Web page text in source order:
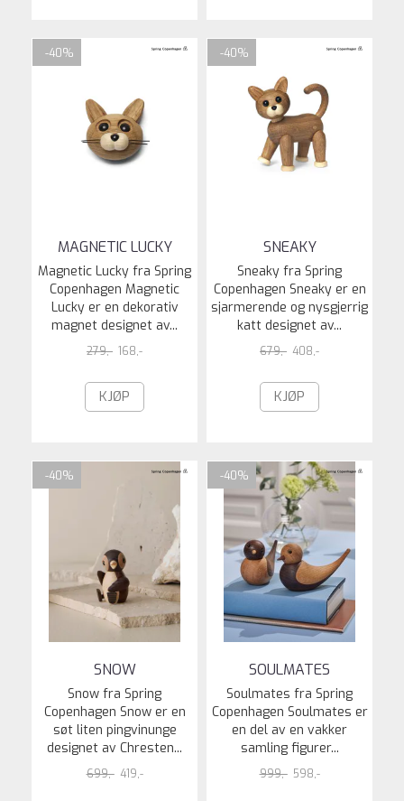
-40%
MAGNETIC LUCKY
Magnetic Lucky fra Spring
Copenhagen Magnetic
Lucky er en dekorativ
magnet designet av...
279,- 168,-
KJØP
-40%
SNEAKY
Sneaky fra Spring
Copenhagen Sneaky er en
sjarmerende og nysgjerrig
katt designet av...
679,- 408,-
KJØP
-40%
SNOW
Snow fra Spring
Copenhagen Snow er en
søt liten pingvinunge
designet av Chresten...
699,- 419,-
-40%
SOULMATES
Soulmates fra Spring
Copenhagen Soulmates er
en del av en vakker
samling figurer...
999,- 598,-